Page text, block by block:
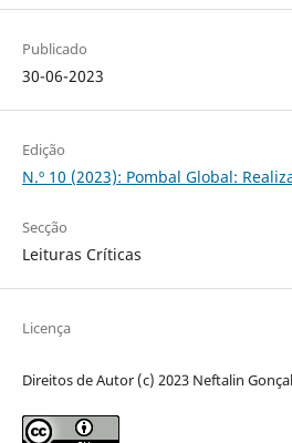
Publicado
30-06-2023
Edição
N.º 10 (2023): Pombal Global:
Secção
Leituras Críticas
Licença
Direitos de Autor (c) 2023 Neftalin